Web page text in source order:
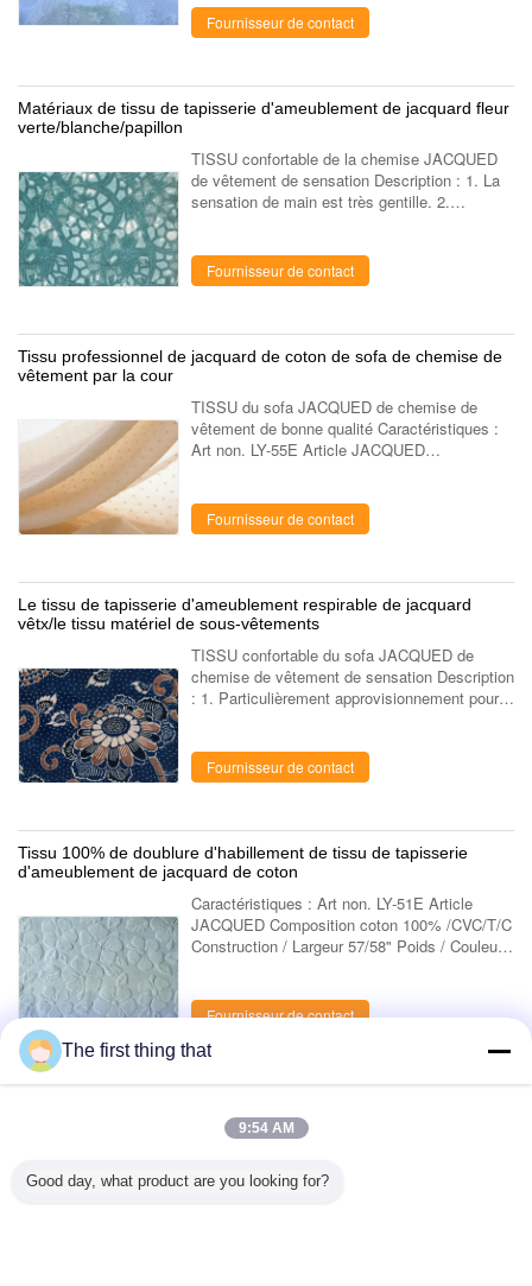
Fournisseur de contact
Matériaux de tissu de tapisserie d'ameublement de jacquard fleur
verte/blanche/papillon
TISSU confortable de la chemise JACQUED
de vêtement de sensation Description : 1. La
sensation de main est très gentille. 2.
Fournisseur de contact
Tissu professionnel de jacquard de coton de sofa de chemise de
vêtement par la cour
TISSU du sofa JACQUED de chemise de
vêtement de bonne qualité Caractéristiques :
Art non. LY-55E Article JACQUED
Toute couleur ...
Fournisseur de contact
Le tissu de tapisserie d'ameublement respirable de jacquard
vêtx/le tissu matériel de sous-vêtements
TISSU confortable du sofa JACQUED de
chemise de vêtement de sensation Description
: 1. Particulièrement approvisionnement pour
Fournisseur de contact
Tissu 100% de doublure d'habillement de tissu de tapisserie
d'ameublement de jacquard de coton
Caractéristiques : Art non. LY-51E Article
JACQUED Composition coton 100% /CVC/T/C
Construction / Largeur 57/58" Poids / Couleurs
Fournisseur de contact
1 / 9
Regardez tout le > de produits ;
The first thing that
9:54 AM
Good day, what product are you looking for?